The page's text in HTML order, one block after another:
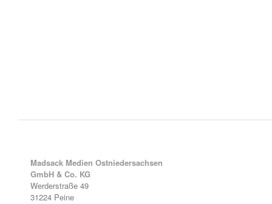
Madsack Medien Ostniedersachsen
GmbH & Co. KG
Werderstraße 49
31224 Peine